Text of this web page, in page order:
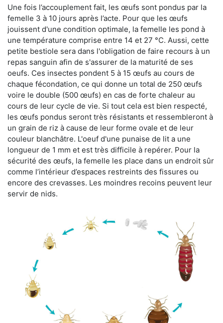
Une fois l’accouplement fait, les œufs sont pondus par la
femelle 3 à 10 jours après l’acte. Pour que les œufs
jouissent d'une condition optimale, la femelle les pond à
une température comprise entre 14 et 27 °C. Aussi, cette
petite bestiole sera dans l'obligation de faire recours à un
repas sanguin afin de s'assurer de la maturité de ses
oeufs. Ces insectes pondent 5 à 15 œufs au cours de
chaque fécondation, ce qui donne un total de 250 œufs
voire le double (500 œufs) en cas de forte chaleur au
cours de leur cycle de vie. Si tout cela est bien respecté,
les œufs pondus seront très résistants et ressembleront à
un grain de riz à cause de leur forme ovale et de leur
couleur blanchâtre. L'oeuf d'une punaise de lit a une
longueur de 1 mm et est très difficile à repérer. Pour la
sécurité des œufs, la femelle les place dans un endroit sûr
comme l’intérieur d’espaces restreints des fissures ou
encore des crevasses. Les moindres recoins peuvent leur
servir de nids.